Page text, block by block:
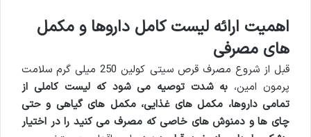
اهمیت ارائه لیست کامل داروها و مکمل
های مصرفی
قبل از شروع مصرف قرص سیتی کولین 250 میلی گرم سلامت
پرمون امین، به شدت توصیه می شود که لیست کاملی از
تمامی داروها، مکمل های غذایی، مکمل های گیاهی و حتی
چای ها و دمنوش های خاصی که مصرف می کنید را در اختیار